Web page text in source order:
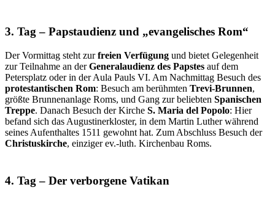
3. Tag – Papstaudienz und „evangelisches Rom“
Der Vormittag steht zurfreien Verfügung und bietet Gelegenheit
zur Teilnahme an derGeneralaudienz des Papstes auf dem
Petersplatz oder in der Aula Pauls VI. Am Nachmittag Besuch des
protestantischen Rom: Besuch am berühmten Trevi-Brunnen,
größte Brunnenanlage Roms, und Gang zur beliebten Spanischen
Treppe. Danach Besuch der Kirche S. Maria del Popolo: Hier
befand sich das Augustinerkloster, in dem Martin Luther während
seines Aufenthaltes 1511 gewohnt hat. Zum Abschluss Besuch der
Christuskirche, einziger ev.-luth. Kirchenbau Roms.
4. Tag – Der verborgene Vatikan